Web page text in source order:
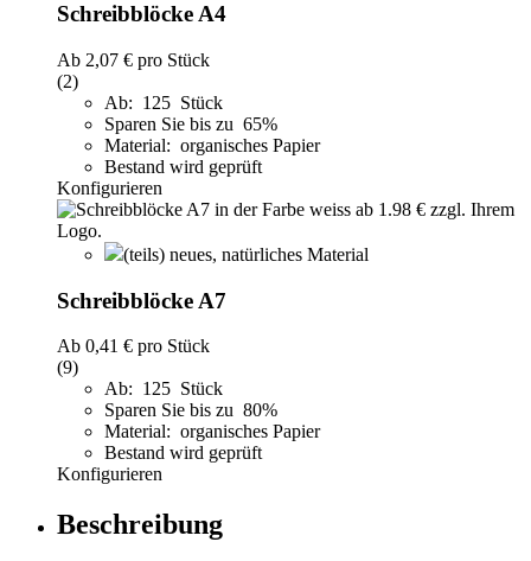
Schreibblöcke A4
Ab 2,07 € pro Stück
(2)
Ab: 125 Stück
Sparen Sie bis zu 65%
Material: organisches Papier
Bestand wird geprüft
Konfigurieren
(teils) neues, natürliches Material
Schreibblöcke A7
Ab 0,41 € pro Stück
(9)
Ab: 125 Stück
Sparen Sie bis zu 80%
Material: organisches Papier
Bestand wird geprüft
Konfigurieren
Beschreibung